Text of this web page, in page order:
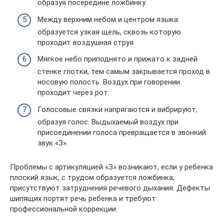
образуя посередине ложбинку.
Между верхним небом и центром языка
образуется узкая щель, сквозь которую
проходит воздушная струя.
Мягкое небо приподнято и прижато к задней
стенке глотки, тем самым закрывается проход в
носовую полость. Воздух при говорении
проходит через рот.
Голосовые связки напрягаются и вибрируют,
образуя голос. Выдыхаемый воздух при
присоединении голоса превращается в звонкий
звук «З».
Проблемы с артикуляцией «З» возникают, если у ребенка
плоский язык, с трудом образуется ложбинка,
присутствуют затруднения речевого дыхания. Дефекты
шипящих портят речь ребенка и требуют
профессиональной коррекции.